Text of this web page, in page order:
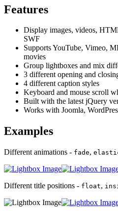
Features
Display images, videos,
SWF
Supports YouTube, Vimeo,
movies
Group lightboxes and mix
3 different opening and
4 different caption styles
Keyboard and mouse scroll
Built with the latest jQuery
Works with Joomla,
Examples
Different animations - fade,
Different title positions - float,